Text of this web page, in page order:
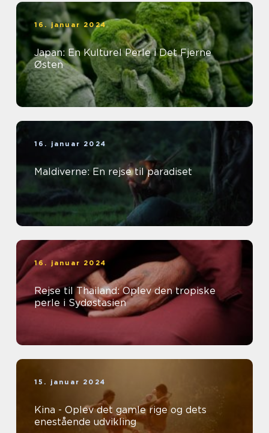
16. januar 2024
Japan: En Kulturel Perle i Det Fjerne
Østen
16. januar 2024
Maldiverne: En rejse til paradiset
16. januar 2024
Rejse til Thailand: Oplev den tropiske
perle i Sydøstasien
15. januar 2024
Kina - Oplev det gamle rige og dets
enestående udvikling